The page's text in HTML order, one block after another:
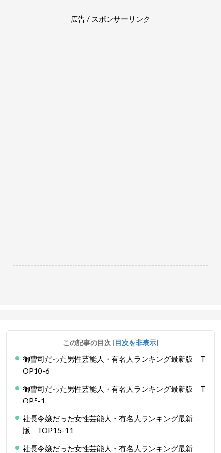
広告 / スポンサーリンク
------------------------------------------------------------------
この記事の目次 [目次を非表示]
御曹司だった男性芸能人・有名人ランキング最新版 T
OP10-6
御曹司だった男性芸能人・有名人ランキング最新版 T
OP5-1
社長令嬢だった女性芸能人・有名人ランキング最新
版 TOP15-11
社長令嬢だった女性芸能人・有名人ランキング最新